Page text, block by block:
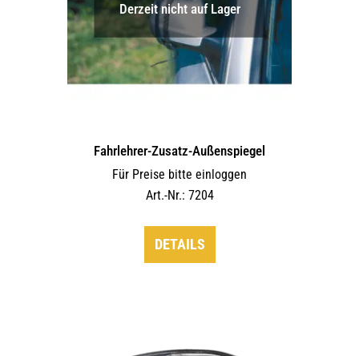
Derzeit nicht auf Lager
Fahrlehrer-Zusatz-Außen­spiegel
Für Preise bitte einloggen
Art.-Nr.: 7204
DETAILS